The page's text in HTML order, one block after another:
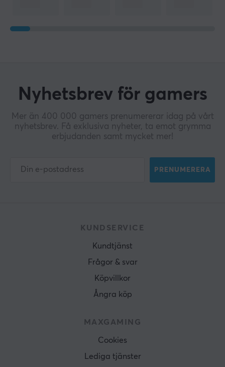
Nyhetsbrev för gamers
Mer än 400 000 gamers prenumererar idag på vårt
nyhetsbrev. Få exklusiva nyheter, ta emot grymma
erbjudanden samt mycket mer!
PRENUMERERA
KUNDSERVICE
Kundtjänst
Frågor & svar
Köpvillkor
Ångra köp
MAXGAMING
Cookies
Lediga tjänster